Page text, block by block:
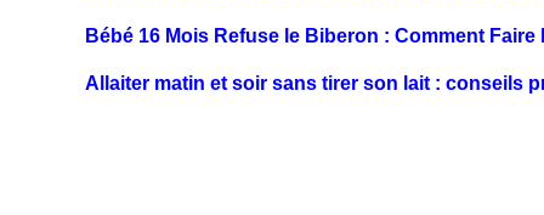
Bébé 16 Mois Refuse le Biberon : Comment Faire
Allaiter matin et soir sans tirer son lait : conseils